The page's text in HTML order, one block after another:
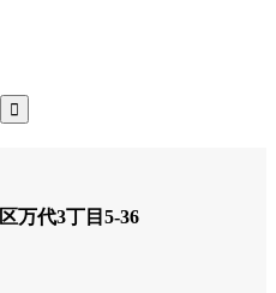
万代3丁目5-36